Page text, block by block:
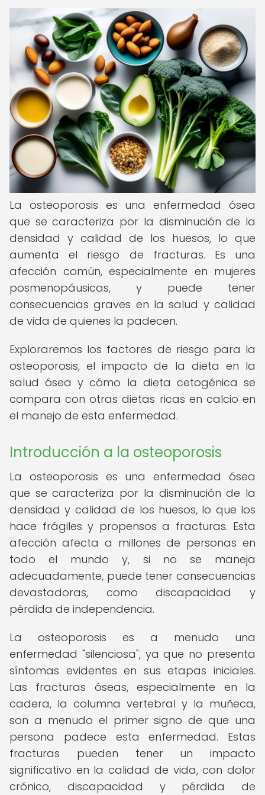
La osteoporosis es una enfermedad ósea
que se caracteriza por la disminución de la
densidad y calidad de los huesos, lo que
aumenta el riesgo de fracturas. Es una
afección común, especialmente en mujeres
posmenopáusicas, y puede tener
consecuencias graves en la salud y calidad
de vida de quienes la padecen.
Exploraremos los factores de riesgo para la
osteoporosis, el impacto de la dieta en la
salud ósea y cómo la dieta cetogénica se
compara con otras dietas ricas en calcio en
el manejo de esta enfermedad.
Introducción a la osteoporosis
La osteoporosis es una enfermedad ósea
que se caracteriza por la disminución de la
densidad y calidad de los huesos, lo que los
hace frágiles y propensos a fracturas. Esta
afección afecta a millones de personas en
todo el mundo y, si no se maneja
adecuadamente, puede tener consecuencias
devastadoras, como discapacidad y
pérdida de independencia.
La osteoporosis es a menudo una
enfermedad "silenciosa", ya que no presenta
síntomas evidentes en sus etapas iniciales.
Las fracturas óseas, especialmente en la
cadera, la columna vertebral y la muñeca,
son a menudo el primer signo de que una
persona padece esta enfermedad. Estas
fracturas pueden tener un impacto
significativo en la calidad de vida, con dolor
crónico, discapacidad y pérdida de